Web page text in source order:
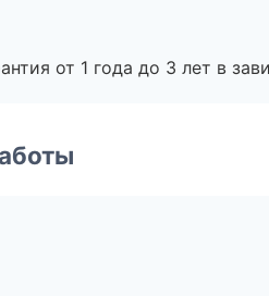
от 1 года до 3 лет в